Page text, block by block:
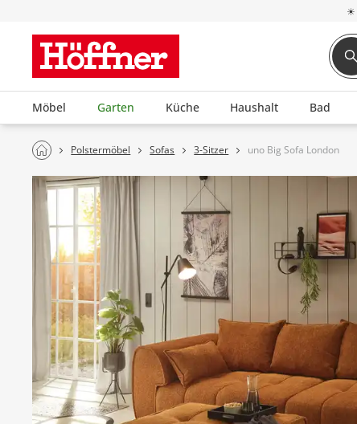
☀
Möbel Garten Küche Haushalt Bad
Polstermöbel Sofas 3-Sitzer uno Big Sofa London